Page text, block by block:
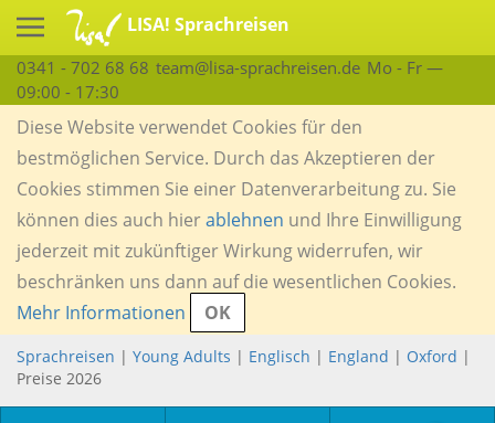
LISA! Sprachreisen
0341 - 702 68 68 team@lisa-sprachreisen.de Mo - Fr —
09:00 - 17:30
Diese Website verwendet Cookies für den
bestmöglichen Service. Durch das Akzeptieren der
Cookies stimmen Sie einer Datenverarbeitung zu. Sie
können dies auch hierablehnen und Ihre Einwilligung
jederzeit mit zukünftiger Wirkung widerrufen, wir
beschränken uns dann auf die wesentlichen Cookies.
Mehr Informationen
OK
Sprachreisen | Young Adults | Englisch | England | Oxford |
Preise 2026